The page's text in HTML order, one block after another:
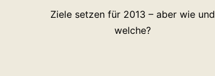
Ziele setzen für 2013 – aber wie und
welche?